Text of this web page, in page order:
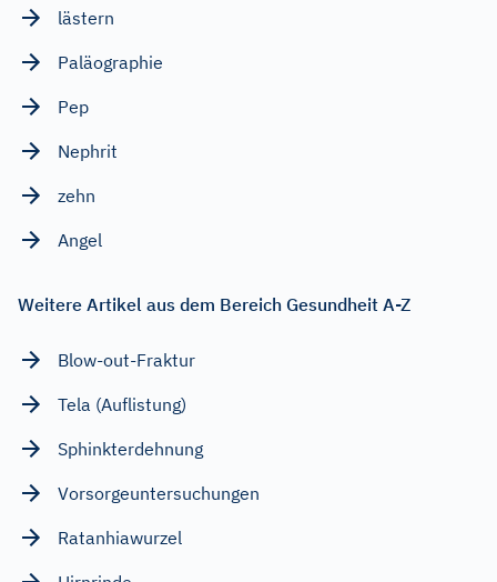
lästern
Paläographie
Pep
Nephrit
zehn
Angel
Weitere Artikel aus dem Bereich Gesundheit A-Z
Blow-out-Fraktur
Tela (Auflistung)
Sphinkterdehnung
Vorsorgeuntersuchungen
Ratanhiawurzel